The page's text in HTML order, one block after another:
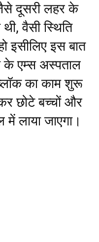
दूसरी लहर के
वैसी स्थिति
इसीलिए इस बात
के एम्स अस्पताल
का काम शुरू
छोटे बच्चों और
लाया जाएगा।